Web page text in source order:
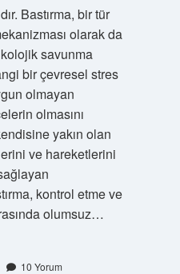
Bastırma, bir tür
olarak da
savunma
bir çevresel stres
olmayan
olmasını
yakın olan
ve hareketlerini
kontrol etme ve
olumsuz…
10 Yorum